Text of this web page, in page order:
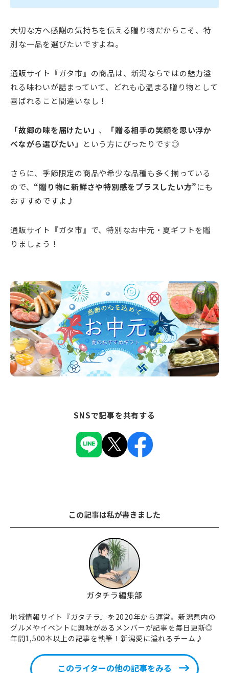
大切な方へ感謝の気持ちを伝える贈り物だからこそ、特
別な一品を選びたいですよね。
通販サイト『ガタ市』の商品は、新潟ならではの魅力溢
れる味わいが詰まっていて、どれも心温まる贈り物として
喜ばれること間違いなし！
「故郷の味を届けたい」 、
「贈る相手の笑顔を思い浮か
べながら選びたい」
という方にぴったりです◎
さらに、季節限定の商品や希少な品種も多く揃っている
ので、 “贈り物に新鮮さや特別感をプラスしたい方”にも
おすすめですよ♪
通販サイト『ガタ市』で、特別なお中元・夏ギフトを贈
りましょう！
SNSで記事を共有する
この記事は私が書きました
ガタチラ編集部
地域情報サイト『ガタチラ』を2020年から運営。新潟県内の
グルメやイベントに興味があるメンバーが記事を毎日更新◎
年間1,500本以上の記事を執筆！新潟愛に溢れるチーム♪
このライターの他の記事をみる